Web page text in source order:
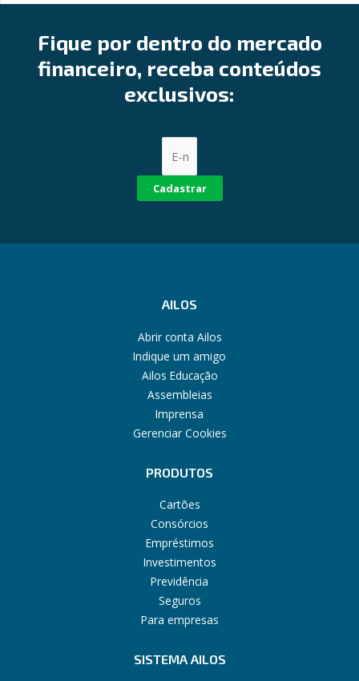
Fique por dentro do mercado
financeiro, receba conteúdos
exclusivos:
Cadastrar
AILOS
Abrir conta Ailos
Indique um amigo
Ailos Educação
Assembleias
Imprensa
Gerenciar Cookies
PRODUTOS
Cartões
Consórcios
Empréstimos
Investimentos
Previdência
Seguros
Para empresas
SISTEMA AILOS